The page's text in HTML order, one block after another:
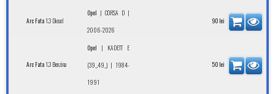
Arc Fata 1.3 Diesel
Opel | CORSA D |
2006-2026
90 lei
Arc Fata 1.3 Benzina
Opel | KADETT E
(39_,49_) | 1984-
1991
50 lei